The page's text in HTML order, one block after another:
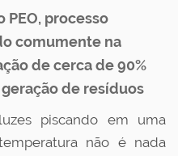
processo
comumente na
de cerca de 90%
de resíduos
piscando em uma
não é nada